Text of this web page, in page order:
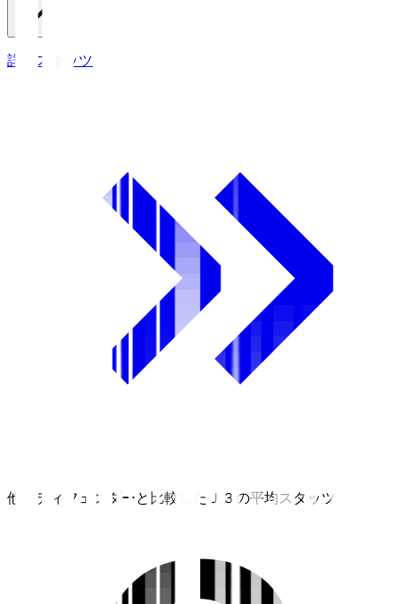
詳細スタッツ
他のディフェンダーと比較したＪ３の平均スタッツ